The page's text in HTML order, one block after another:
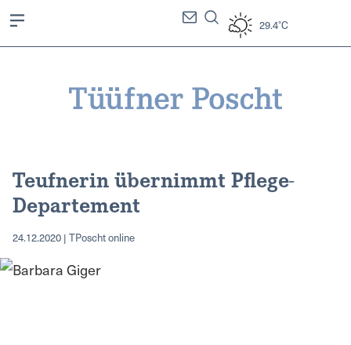
29.4°C
Teufnerin übernimmt Pflege-
Departement
24.12.2020 | TPoscht online